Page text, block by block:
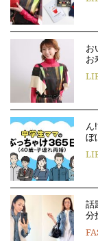
お
お
ん
ぼ
話
分